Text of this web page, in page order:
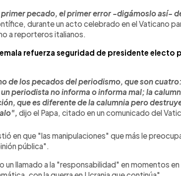
pecado, el primer error -digámoslo así-
durante un acto celebrado en el Vaticano
a reporteros italianos.
refuerza seguridad de presidente electo
de los pecados del periodismo, que son
periodista no informa o informa mal; la
que es diferente de la calumnia pero
dijo el Papa, citado en un comunicado del
en que "las manipulaciones" que más le
pública".
un llamado a la "responsabilidad" en momentos